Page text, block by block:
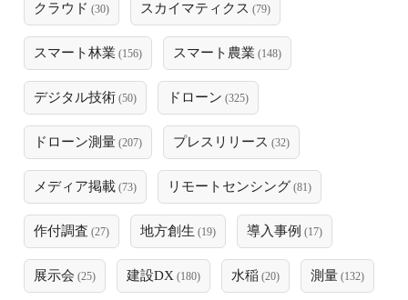
クラウド (30) スカイマティクス (79)
スマート林業 (156) スマート農業 (148)
デジタル技術 (50) ドローン (325)
ドローン測量 (207) プレスリリース (32)
メディア掲載 (73) リモートセンシング (81)
作付調査 (27) 地方創生 (19) 導入事例 (17)
展示会 (25) 建設DX (180) 水稲 (20) 測量 (132)